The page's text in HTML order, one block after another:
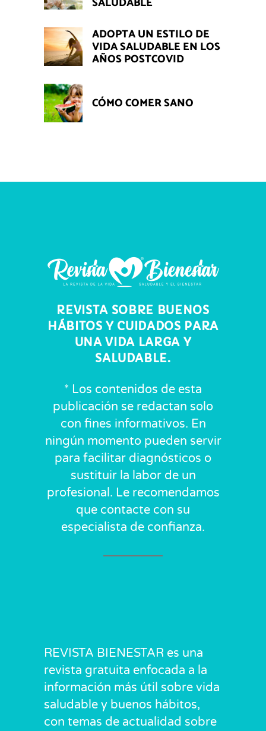
ADOPTA UN ESTILO DE
VIDA SALUDABLE EN LOS
AÑOS POSTCOVID
CÓMO COMER SANO
REVISTA SOBRE BUENOS
HÁBITOS Y CUIDADOS PARA
UNA VIDA LARGA Y
SALUDABLE.
* Los contenidos de esta
publicación se redactan solo
con fines informativos. En
ningún momento pueden servir
para facilitar diagnósticos o
sustituir la labor de un
profesional. Le recomendamos
que contacte con su
especialista de confianza.
REVISTA BIENESTAR es una
revista gratuita enfocada a la
información más útil sobre vida
saludable y buenos hábitos,
con temas de actualidad sobre